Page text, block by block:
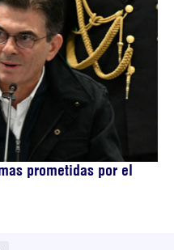
prometidas por el